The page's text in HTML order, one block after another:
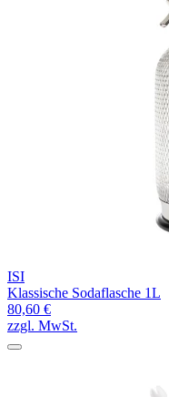
ISI
Klassische Sodaflasche 1L
80,60 €
zzgl. MwSt.